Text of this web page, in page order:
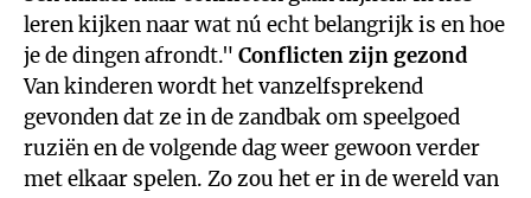
leren kijken naar wat nú echt belangrijk is en hoe
je de dingen afrondt." Conflicten zijn gezond
Van kinderen wordt het vanzelfsprekend
gevonden dat ze in de zandbak om speelgoed
ruziën en de volgende dag weer gewoon verder
met elkaar spelen. Zo zou het er in de wereld van